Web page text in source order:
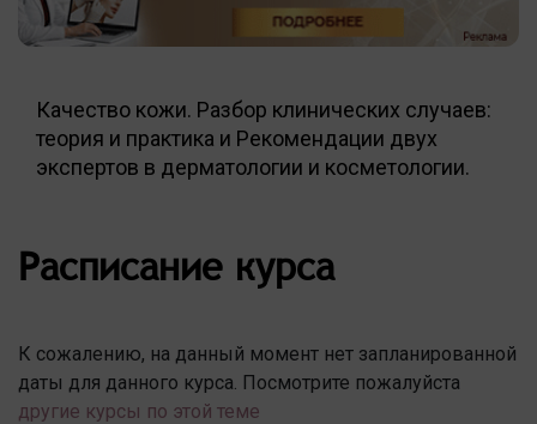
Качество кожи. Разбор клинических случаев:
теория и практика и Рекомендации двух
экспертов в дерматологии и косметологии.
Расписание курса
К сожалению, на данный момент нет запланированной
даты для данного курса. Посмотрите пожалуйста
другие курсы по этой теме